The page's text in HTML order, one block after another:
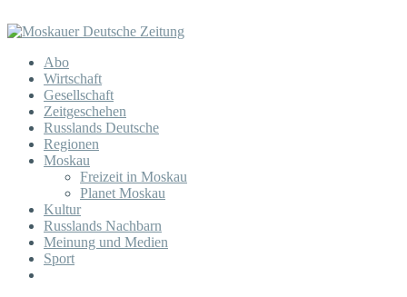
Abo
Wirtschaft
Gesellschaft
Zeitgeschehen
Russlands Deutsche
Regionen
Moskau
Freizeit in Moskau
Planet Moskau
Kultur
Russlands Nachbarn
Meinung und Medien
Sport